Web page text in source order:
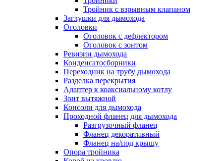
Тройник с взрывным клапаном
Заглушки для дымохода
Оголовки
Оголовок с дефлектором
Оголовок с зонтом
Ревизии дымохода
Конденсатосборники
Переходник на трубу дымохода
Разделка перекрытия
Адаптер к коаксиальному котлу
Зонт вытяжной
Консоли для дымохода
Проходной фланец для дымохода
Разгрузочный фланец
Фланец декоративный
Фланец на/под крышу
Опора тройника